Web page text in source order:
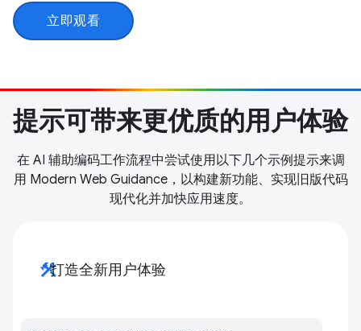
立即观看
提示可带来更优质的用户体验
在 AI 辅助编码工作流程中尝试使用以下几个示例提示来调
用 Modern Web Guidance，以构建新功能、实现旧版代码
现代化并加快应用速度。
construction打造全新用户体验